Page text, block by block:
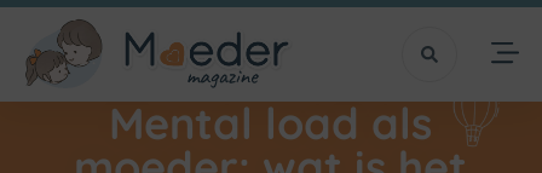
Mental load als